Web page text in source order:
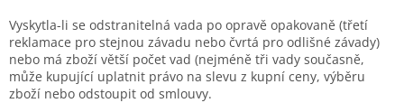
Vyskytla-li se odstranitelná vada po opravě opakovaně (třetí
reklamace pro stejnou závadu nebo čvrtá pro odlišné závady)
nebo má zboží větší počet vad (nejméně tři vady současně,
může kupující uplatnit právo na slevu z kupní ceny, výběru
zboží nebo odstoupit od smlouvy.